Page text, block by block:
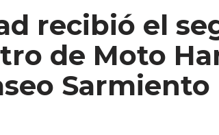
recibió el
de Moto
Sarmiento